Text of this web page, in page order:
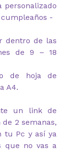
personalizado
-
dentro de las
de 9 – 18
de hoja de
A4.
un link de
2 semanas,
tu Pc y así ya
que no vas a